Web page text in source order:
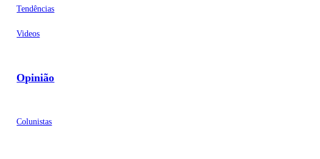
Tendências
Videos
Opinião
Colunistas